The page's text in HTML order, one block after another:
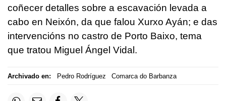
coñecer detalles sobre a escavación levada a
cabo en Neixón, da que falou Xurxo Ayán; e das
intervencións no castro de Porto Baixo, tema
que tratou Miguel Ángel Vidal.
Archivado en: Pedro Rodríguez Comarca do Barbanza